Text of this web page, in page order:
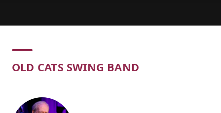
Concert
OLD CATS SWING BAND